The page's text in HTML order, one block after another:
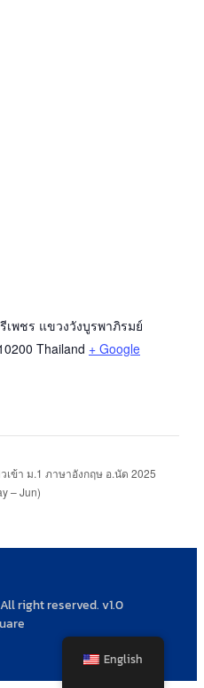
พชร แขวงวังบูรพาภิรมย์
Thailand + Google
เข้า ม.1 ภาษาอังกฤษ อ.นัด 2025
– Jun)
right reserved. v1.0
English